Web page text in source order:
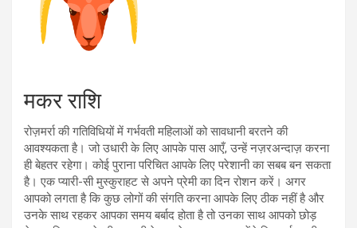
मकर राशि
रोज़मर्रा की गतिविधियों में गर्भवती महिलाओं को सावधानी बरतने की
आवश्यकता है। जो उधारी के लिए आपके पास आएँ, उन्हें नज़रअन्दाज़ करना
ही बेहतर रहेगा। कोई पुराना परिचित आपके लिए परेशानी का सबब बन सकता
है। एक प्यारी-सी मुस्कुराहट से अपने प्रेमी का दिन रोशन करें। अगर
आपको लगता है कि कुछ लोगों की संगति करना आपके लिए ठीक नहीं है और
उनके साथ रहकर आपका समय बर्बाद होता है तो उनका साथ आपको छोड़